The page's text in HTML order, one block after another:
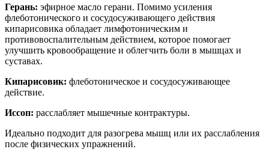
Герань: эфирное масло герани. Помимо усиления
флеботонического и сосудосуживающего действия
кипарисовика обладает лимфотоническим и
противовоспалительным действием, которое помогает
улучшить кровообращение и облегчить боли в мышцах и
суставах.
Кипарисовик: флеботоническое и сосудосуживающее
действие.
Иссоп: расслабляет мышечные контрактуры.
Идеально подходит для разогрева мышц или их расслабления
после физических упражнений.